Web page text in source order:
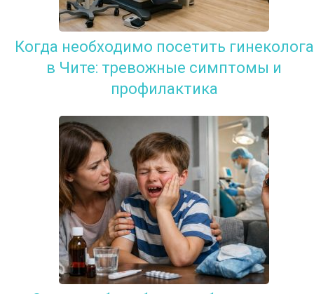
Когда необходимо посетить гинеколога
в Чите: тревожные симптомы и
профилактика